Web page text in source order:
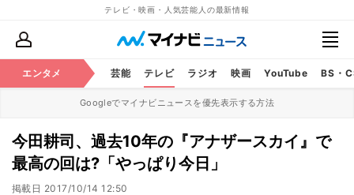
テレビ・映画・人気芸能人の最新情報
エンタメ 芸能 テレビ ラジオ 映画 YouTube BS・
Googleでマイナビニュースを優先表示する方法
今田耕司、過去10年の『アナザースカイ』で
最高の回は?「やっぱり今日」
掲載日 2017/10/14 12:50